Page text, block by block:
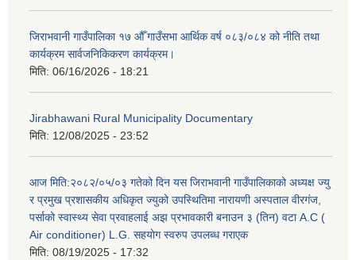
जिराभवानी गाउँपालिका १७ औँ गाउँसभा आर्थिक वर्ष ०८३/०८४ को नीति तथा
कार्यक्रम सार्वजनिकिकरण कार्यक्रम।
मिति: 06/16/2026 - 18:21
Jirabhawani Rural Municipality Documentary
मिति: 12/08/2025 - 23:52
आज मिति:२०८२/०५/०३ गतेको दिन यस जिराभवानी गाउँपालिकाको अध्यक्ष ज्यु
र प्रमुख प्रशासकीय अधिकृत ज्युको उपस्थितिमा नारायणी अस्पताल वीरगंज,
पर्साको स्वास्थ्य सेवा प्रवाहलाई अझ प्रभावकारी बनाउन ३ (तिन) वटा A.C (
Air conditioner) L.G. सहयाेग स्वरुप उपलब्ध गराएक
मिति: 08/19/2025 - 17:32